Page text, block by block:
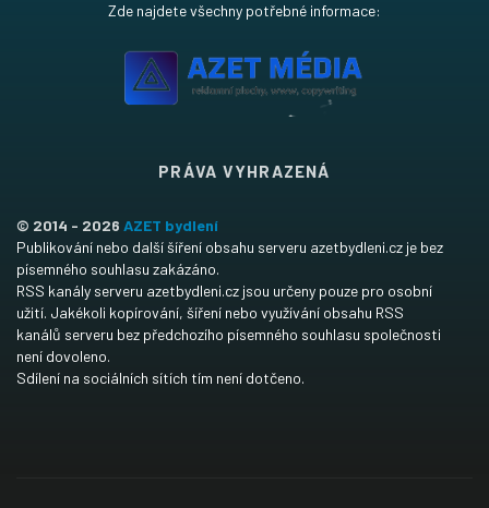
Zde najdete všechny potřebné informace:
PRÁVA VYHRAZENÁ
© 2014 - 2026 AZET bydlení
Publikování nebo další šíření obsahu serveru azetbydleni.cz je bez
písemného souhlasu zakázáno.
RSS kanály serveru azetbydleni.cz jsou určeny pouze pro osobní
užití. Jakékoli kopírování, šíření nebo využívání obsahu RSS
kanálů serveru bez předchozího písemného souhlasu společnosti
není dovoleno.
Sdílení na sociálních sítích tím není dotčeno.